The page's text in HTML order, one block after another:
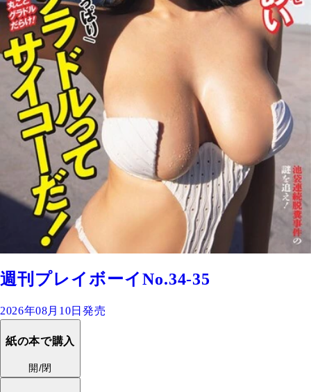
週刊プレイボーイNo.34-35
2026年08月10日発売
紙の本で購入
開/閉